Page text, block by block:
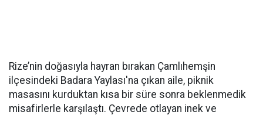
Rize’nin doğasıyla hayran bırakan Çamlıhemşin
ilçesindeki Badara Yaylası'na çıkan aile, piknik
masasını kurduktan kısa bir süre sonra beklenmedik
misafirlerle karşılaştı. Çevrede otlayan inek ve